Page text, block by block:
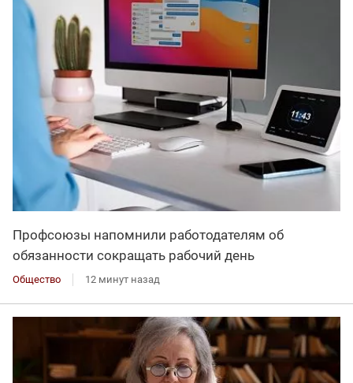
Профсоюзы напомнили работодателям об
обязанности сокращать рабочий день
Общество 12 минут назад